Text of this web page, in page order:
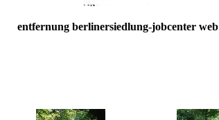
entfernung berlinersiedlung-jobcenter web